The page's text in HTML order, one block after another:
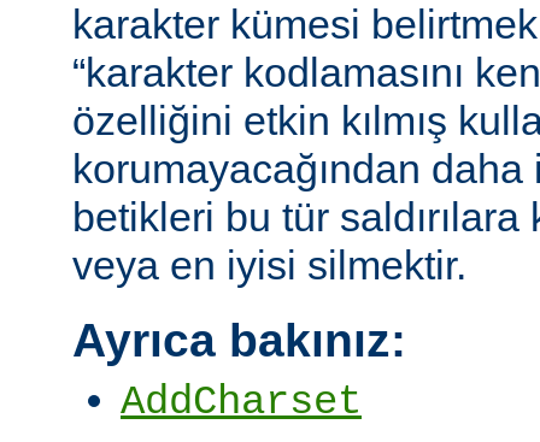
karakter kümesi
“karakter kodlamasını
özelliğini etkin kılmış
korumayacağından
betikleri bu tür saldırılara
veya en iyisi silmektir.
Ayrıca bakınız:
AddCharset